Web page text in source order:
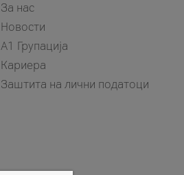
За нас
Новости
А1 Групација
Кариера
Заштита на лични податоци